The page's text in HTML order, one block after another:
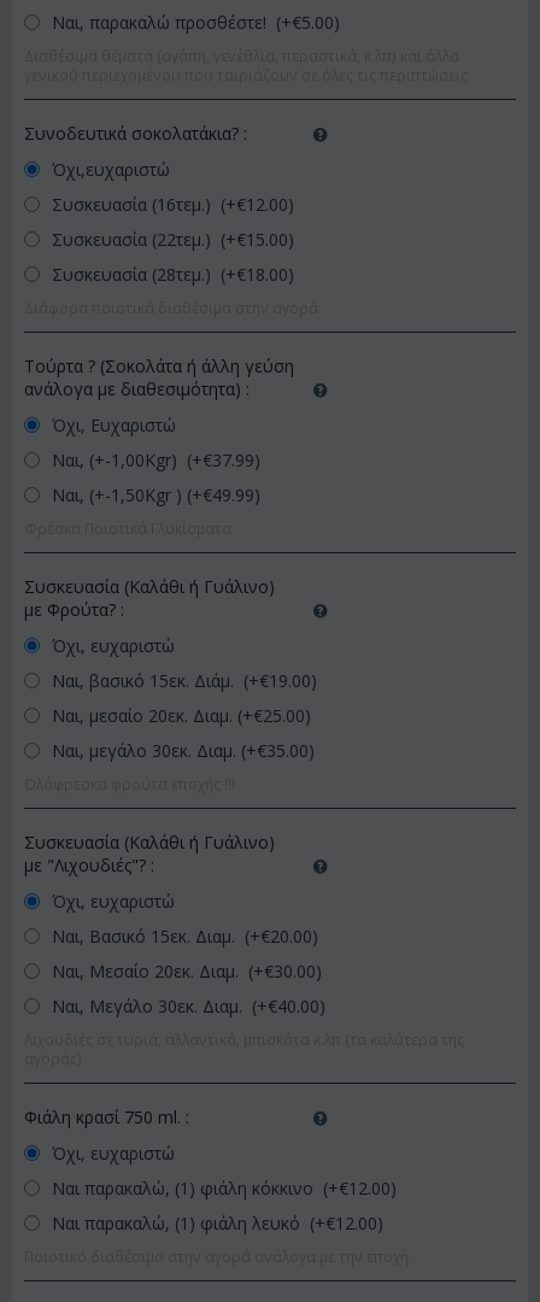
Ναι, παρακαλώ προσθέστε! (+€5.00)
Συνοδευτικά σοκολατάκια? :
Όχι,ευχαριστώ
Συσκευασία (16τεμ.) (+€12.00)
Συσκευασία (22τεμ.) (+€15.00)
Συσκευασία (28τεμ.) (+€18.00)
Τούρτα ? (Σοκολάτα ή άλλη γεύση
ανάλογα με διαθεσιμότητα) :
Όχι, Ευχαριστώ
Ναι, (+-1,00Kgr) (+€37.99)
Ναι, (+-1,50Kgr ) (+€49.99)
Συσκευασία (Καλάθι ή Γυάλινο)
με Φρούτα? :
Όχι, ευχαριστώ
Ναι, βασικό 15εκ. Διάμ. (+€19.00)
Ναι, μεσαίο 20εκ. Διαμ. (+€25.00)
Ναι, μεγάλο 30εκ. Διαμ. (+€35.00)
Συσκευασία (Καλάθι ή Γυάλινο)
με "Λιχουδιές"? :
Όχι, ευχαριστώ
Ναι, Βασικό 15εκ. Διαμ. (+€20.00)
Ναι, Μεσαίο 20εκ. Διαμ. (+€30.00)
Ναι, Μεγάλο 30εκ. Διαμ. (+€40.00)
Φιάλη κρασί 750 ml. :
Όχι, ευχαριστώ
Ναι παρακαλώ, (1) φιάλη κόκκινο (+€12.00)
Ναι παρακαλώ, (1) φιάλη λευκό (+€12.00)